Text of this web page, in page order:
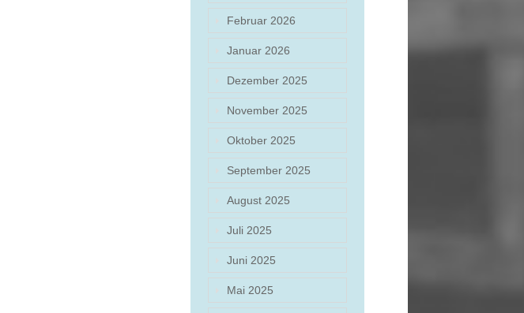
Februar 2026
Januar 2026
Dezember 2025
November 2025
Oktober 2025
September 2025
August 2025
Juli 2025
Juni 2025
Mai 2025